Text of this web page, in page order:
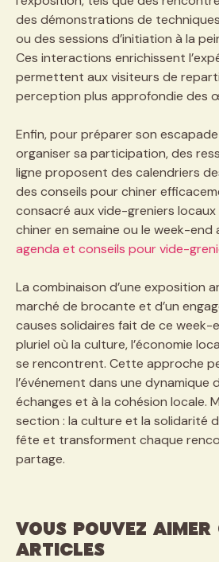
des démonstrations de
ou des sessions d’initiation à la
Ces interactions enrichissent
permettent aux visiteurs de
perception plus approfondie des
Enfin, pour préparer son
organiser sa participation, des
ligne proposent des calendriers
des conseils pour chiner
consacré aux vide-greniers
chiner en semaine ou le week-end
agenda et conseils pour vide-
La combinaison d’une exposition
marché de brocante et d’un
causes solidaires fait de ce week-
pluriel où la culture, l’économie
se rencontrent. Cette approche
l’événement dans une dynamique
échanges et à la cohésion locale.
section : la culture et la solidarité
fête et transforment chaque
partage.
VOUS POUVEZ AIMER
ARTICLES